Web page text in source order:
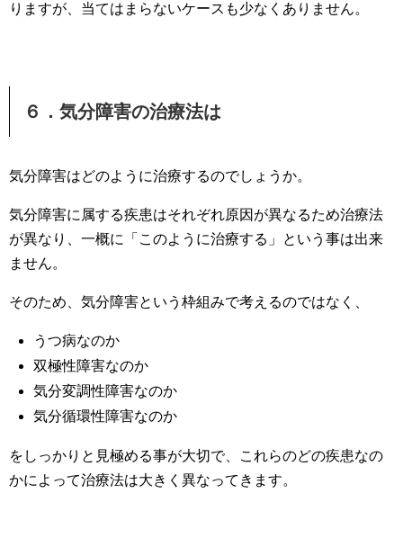
りますが、当てはまらないケースも少なくありません。
６．気分障害の治療法は
気分障害はどのように治療するのでしょうか。
気分障害に属する疾患はそれぞれ原因が異なるため治療法
が異なり、一概に「このように治療する」という事は出来
ません。
そのため、気分障害という枠組みで考えるのではなく、
うつ病なのか
双極性障害なのか
気分変調性障害なのか
気分循環性障害なのか
をしっかりと見極める事が大切で、これらのどの疾患なの
かによって治療法は大きく異なってきます。